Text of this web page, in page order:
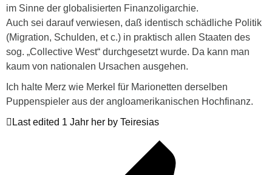
im Sinne der globalisierten Finanzoligarchie.
Auch sei darauf verwiesen, daß identisch schädliche Politik
(Migration, Schulden, et c.) in praktisch allen Staaten des
sog. „Collective West“ durchgesetzt wurde. Da kann man
kaum von nationalen Ursachen ausgehen.
Ich halte Merz wie Merkel für Marionetten derselben
Puppenspieler aus der angloamerikanischen Hochfinanz.
Last edited 1 Jahr her by Teiresias